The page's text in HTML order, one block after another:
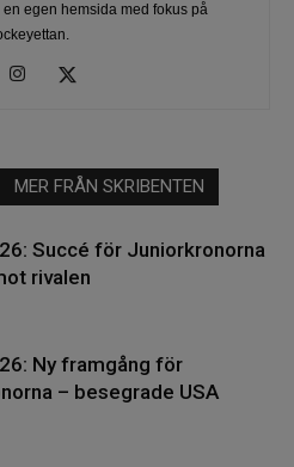
egen hemsida med fokus på
MER FRÅN SKRIBENTEN
Succé för Juniorkronorna
rivalen
Ny framgång för
– besegrade USA